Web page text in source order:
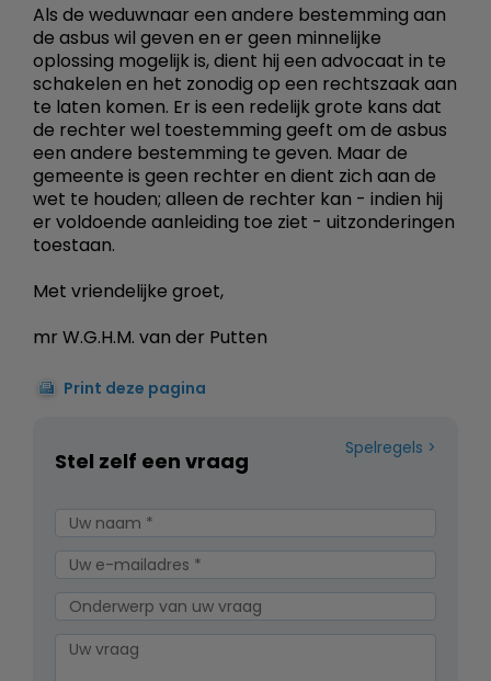
Als de weduwnaar een andere bestemming aan
de asbus wil geven en er geen minnelijke
oplossing mogelijk is, dient hij een advocaat in te
schakelen en het zonodig op een rechtszaak aan
te laten komen. Er is een redelijk grote kans dat
de rechter wel toestemming geeft om de asbus
een andere bestemming te geven. Maar de
gemeente is geen rechter en dient zich aan de
wet te houden; alleen de rechter kan - indien hij
er voldoende aanleiding toe ziet - uitzonderingen
toestaan.
Met vriendelijke groet,
mr W.G.H.M. van der Putten
Print deze pagina
Spelregels
Stel zelf een vraag